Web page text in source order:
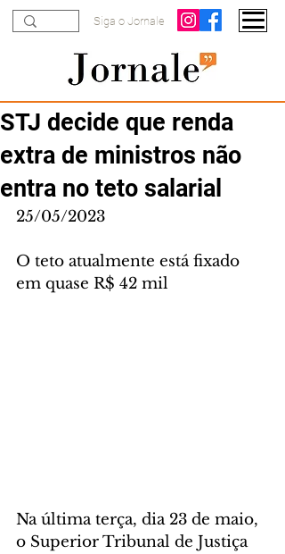
Siga o Jornale
STJ decide que renda
extra de ministros não
entra no teto salarial
25/05/2023
O teto atualmente está fixado
em quase R$ 42 mil
Na última terça, dia 23 de maio,
o Superior Tribunal de Justiça